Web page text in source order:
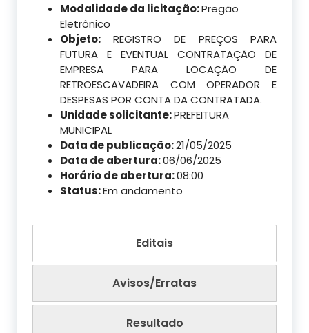
Modalidade da licitação:Pregão
Eletrônico
Objeto: REGISTRO DE PREÇOS PARA
FUTURA E EVENTUAL CONTRATAÇÃO DE
EMPRESA PARA LOCAÇÃO DE
RETROESCAVADEIRA COM OPERADOR E
DESPESAS POR CONTA DA CONTRATADA.
Unidade solicitante:PREFEITURA
MUNICIPAL
Data de publicação:21/05/2025
Data de abertura:06/06/2025
Horário de abertura:08:00
Status:Em andamento
Editais
Avisos/Erratas
Resultado